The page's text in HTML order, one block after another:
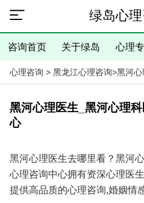
绿岛心
咨询首页 关于绿岛 心理
心理咨询 > 黑龙江心理咨询>黑河心
黑河心理医生_黑河心理
心
黑河心理医生去哪里看？黑河
心理咨询中心拥有资深心理医
提供高品质的心理咨询,婚姻情